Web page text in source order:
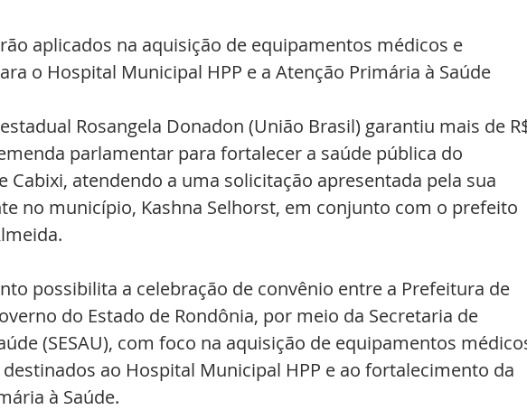
aplicados na aquisição de equipamentos médicos e
o Hospital Municipal HPP e a Atenção Primária à Saúde
Rosangela Donadon (União Brasil) garantiu mais de
parlamentar para fortalecer a saúde pública do
Cabixi, atendendo a uma solicitação apresentada pela sua
no município, Kashna Selhorst, em conjunto com o prefeito
possibilita a celebração de convênio entre a Prefeitura de
do Estado de Rondônia, por meio da Secretaria de
(SESAU), com foco na aquisição de equipamentos
ao Hospital Municipal HPP e ao fortalecimento da
à Saúde.